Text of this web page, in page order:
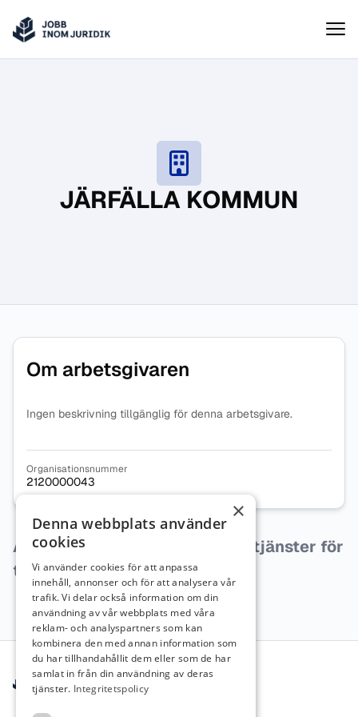
Hoppa till innehåll
Jobbinomjuridik
JÄRFÄLLA KOMMUN
Om arbetsgivaren
Ingen beskrivning tillgänglig för denna arbetsgivare.
Organisationsnummer
2120000043
Arbetsgivaren har inga lediga tjänster för
tillfället.
Sidfot
×
Denna webbplats använder
cookies
Vi använder cookies för att anpassa
innehåll, annonser och för att analysera vår
trafik. Vi delar också information om din
användning av vår webbplats med våra
reklam- och analyspartners som kan
kombinera den med annan information som
du har tillhandahållit dem eller som de har
samlat in från din användning av deras
tjänster. Integritetspolicy